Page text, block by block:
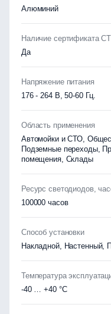
Алюминий
Наличие сертификата
Да
Напряжение питания
176 - 264 В, 50-60 Гц.
Область применения
Автомойки и СТО,
Подземные переходы,
помещения, Склады
Ресурс светодиодов,
100000 часов
Способ установки
Накладной, Настенный,
Температура
-40 … +40 °C